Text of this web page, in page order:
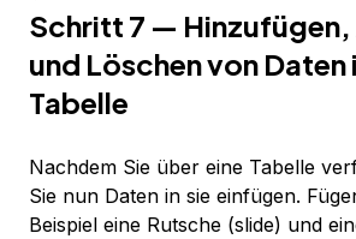
Schritt 7 —
und Löschen von Daten
Tabelle
Nachdem Sie über eine Tabelle
Sie nun Daten in sie einfügen.
Beispiel eine Rutsche (slide) und